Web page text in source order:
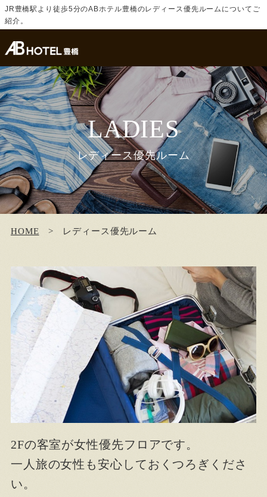
JR豊橋駅より徒歩5分のABホテル豊橋のレディース優先ルームについてご
紹介。
LADIES
レディース優先ルーム
HOME レディース優先ルーム
2Fの客室が女性優先フロアです。
一人旅の女性も安心しておくつろぎくださ
い。